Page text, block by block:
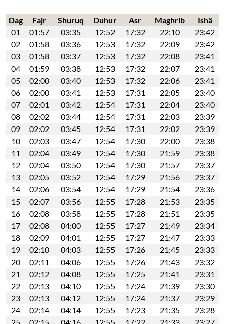
Dag Fajr Shuruq Duhur Asr Maghrib
Ishâ
01
01:57 03:35 12:52 17:32 22:10
23:42
02
01:58 03:36 12:53 17:32 22:09
23:42
03
01:58 03:37 12:53 17:32 22:08
23:41
04
01:59 03:38 12:53 17:32 22:07
23:41
05
02:00 03:40 12:53 17:32 22:06
23:41
06
02:00 03:41 12:53 17:31 22:05
23:40
07
02:01 03:42 12:54 17:31 22:04
23:40
08
02:02 03:44 12:54 17:31 22:03
23:39
09
02:02 03:45 12:54 17:31 22:02
23:39
10
02:03 03:47 12:54 17:30 22:00
23:38
11
02:04 03:49 12:54 17:30 21:59
23:38
12
02:04 03:50 12:54 17:30 21:57
23:37
13
02:05 03:52 12:54 17:29 21:56
23:37
14
02:06 03:54 12:54 17:29 21:54
23:36
15
02:07 03:56 12:55 17:28 21:53
23:35
16
02:08 03:58 12:55 17:28 21:51
23:35
17
02:08 04:00 12:55 17:27 21:49
23:34
18
02:09 04:01 12:55 17:27 21:47
23:33
19
02:10 04:03 12:55 17:26 21:45
23:33
20
02:11 04:06 12:55 17:26 21:43
23:32
21
02:12 04:08 12:55 17:25 21:41
23:31
22
02:13 04:10 12:55 17:24 21:39
23:30
23
02:13 04:12 12:55 17:24 21:37
23:29
24
02:14 04:14 12:55 17:23 21:35
23:28